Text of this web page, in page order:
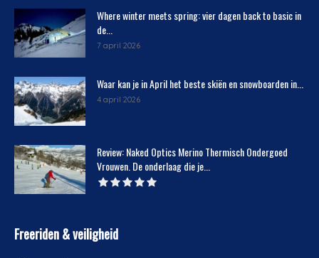
Where winter meets spring: vier dagen back to basic in
de...
7 april 2026
Waar kan je in April het beste skiën en snowboarden in...
4 april 2026
Review: Naked Optics Merino Thermisch Ondergoed
Vrouwen. De onderlaag die je...
Freeriden & veiligheid